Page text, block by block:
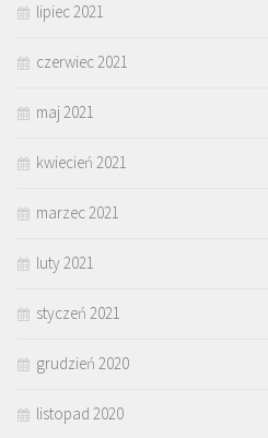
lipiec 2021
czerwiec 2021
maj 2021
kwiecień 2021
marzec 2021
luty 2021
styczeń 2021
grudzień 2020
listopad 2020